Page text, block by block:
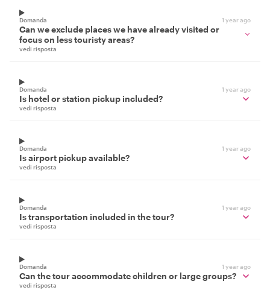
Domanda 1 year ago
Can we exclude places we have already visited or
focus on less touristy areas?
vedi risposta
Domanda 1 year ago
Is hotel or station pickup included?
vedi risposta
Domanda 1 year ago
Is airport pickup available?
vedi risposta
Domanda 1 year ago
Is transportation included in the tour?
vedi risposta
Domanda 1 year ago
Can the tour accommodate children or large groups?
vedi risposta